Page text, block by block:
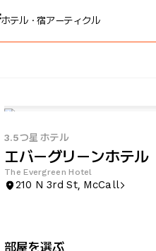
ホテル・宿アーティクル
3.5つ星 ホテル
エバーグリーンホテル
The Evergreen Hotel
210 N 3rd St, McCall
部屋を選ぶ